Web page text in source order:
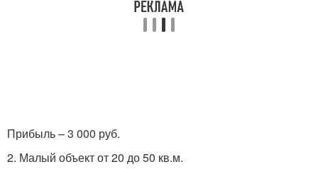
Прибыль – 3 000 руб.
2. Малый объект от 20 до 50 кв.м.